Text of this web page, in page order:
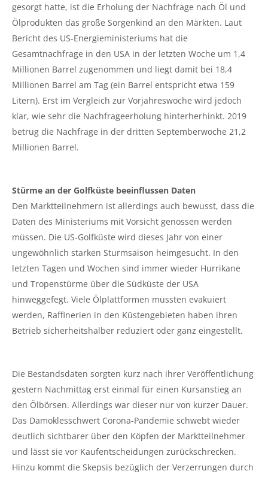
gesorgt hatte, ist die Erholung der Nachfrage nach Öl und
Ölprodukten das große Sorgenkind an den Märkten. Laut
Bericht des US-Energieministeriums hat die
Gesamtnachfrage in den USA in der letzten Woche um 1,4
Millionen Barrel zugenommen und liegt damit bei 18,4
Millionen Barrel am Tag (ein Barrel entspricht etwa 159
Litern). Erst im Vergleich zur Vorjahreswoche wird jedoch
klar, wie sehr die Nachfrageerholung hinterherhinkt. 2019
betrug die Nachfrage in der dritten Septemberwoche 21,2
Millionen Barrel.
Stürme an der Golfküste beeinflussen Daten
Den Marktteilnehmern ist allerdings auch bewusst, dass die
Daten des Ministeriums mit Vorsicht genossen werden
müssen. Die US-Golfküste wird dieses Jahr von einer
ungewöhnlich starken Sturmsaison heimgesucht. In den
letzten Tagen und Wochen sind immer wieder Hurrikane
und Tropenstürme über die Südküste der USA
hinweggefegt. Viele Ölplattformen mussten evakuiert
werden, Raffinerien in den Küstengebieten haben ihren
Betrieb sicherheitshalber reduziert oder ganz eingestellt.
Die Bestandsdaten sorgten kurz nach ihrer Veröffentlichung
gestern Nachmittag erst einmal für einen Kursanstieg an
den Ölbörsen. Allerdings war dieser nur von kurzer Dauer.
Das Damoklesschwert Corona-Pandemie schwebt wieder
deutlich sichtbarer über den Köpfen der Marktteilnehmer
und lässt sie vor Kaufentscheidungen zurückschrecken.
Hinzu kommt die Skepsis bezüglich der Verzerrungen durch